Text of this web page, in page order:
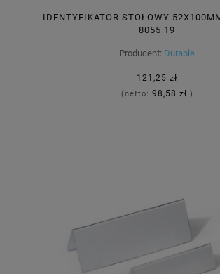
IDENTYFIKATOR STOŁOWY
8055 19
Producent: Durable
121,25 zł
(netto: 98,58 zł )